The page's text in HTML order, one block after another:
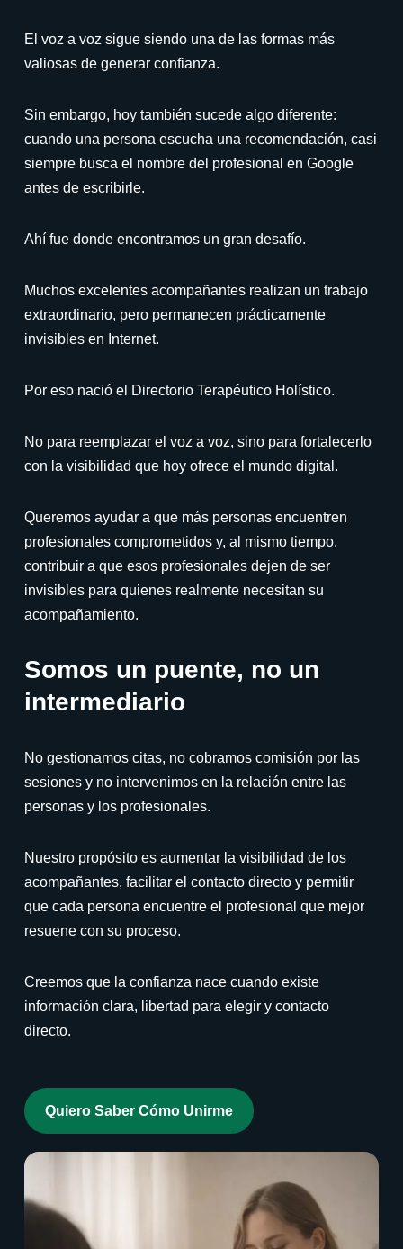
El voz a voz sigue siendo una de las formas más
valiosas de generar confianza.
Sin embargo, hoy también sucede algo diferente:
cuando una persona escucha una recomendación, casi
siempre busca el nombre del profesional en Google
antes de escribirle.
Ahí fue donde encontramos un gran desafío.
Muchos excelentes acompañantes realizan un trabajo
extraordinario, pero permanecen prácticamente
invisibles en Internet.
Por eso nació el Directorio Terapéutico Holístico.
No para reemplazar el voz a voz, sino para fortalecerlo
con la visibilidad que hoy ofrece el mundo digital.
Queremos ayudar a que más personas encuentren
profesionales comprometidos y, al mismo tiempo,
contribuir a que esos profesionales dejen de ser
invisibles para quienes realmente necesitan su
acompañamiento.
Somos un puente, no un
intermediario
No gestionamos citas, no cobramos comisión por las
sesiones y no intervenimos en la relación entre las
personas y los profesionales.
Nuestro propósito es aumentar la visibilidad de los
acompañantes, facilitar el contacto directo y permitir
que cada persona encuentre el profesional que mejor
resuene con su proceso.
Creemos que la confianza nace cuando existe
información clara, libertad para elegir y contacto
directo.
Quiero Saber Cómo Unirme